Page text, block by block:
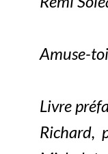
Amuse-
Livre
Richard,